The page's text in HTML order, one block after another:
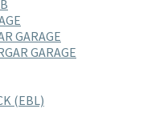
GARAGE
GARAGE
(EBL)